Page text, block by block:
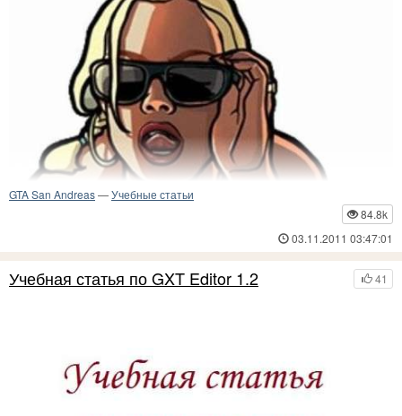
GTA San Andreas—Учебные статьи
84.8k
03.11.2011 03:47:01
41
Учебная статья по GXT Editor 1.2